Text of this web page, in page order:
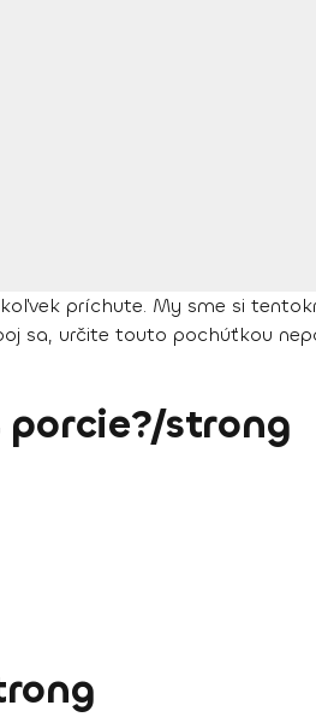
príchute. My sme si
sa, určite touto pochúťkou
strong